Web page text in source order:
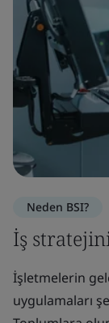
Neden BSI?
İş
İşletmelerin
uygulamaları